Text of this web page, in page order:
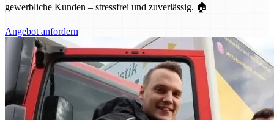
gewerbliche Kunden – stressfrei und zuverlässig. 🏠
Angebot anfordern